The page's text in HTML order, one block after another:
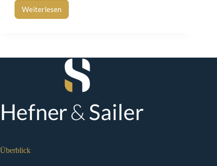
Weiterlesen
Vortrag
bei
&
Innovation
Konstanz
Überblick